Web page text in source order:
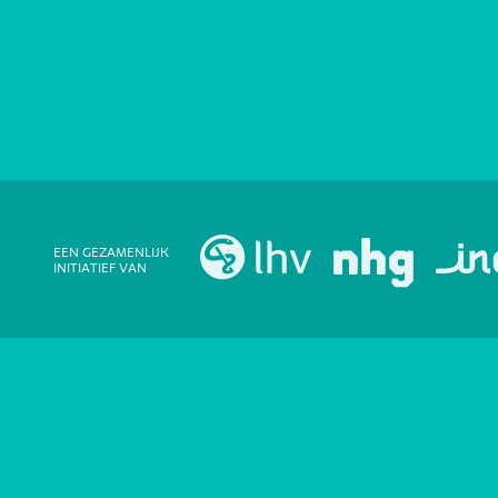
EEN GEZAMENLIJK
INITIATIEF VAN